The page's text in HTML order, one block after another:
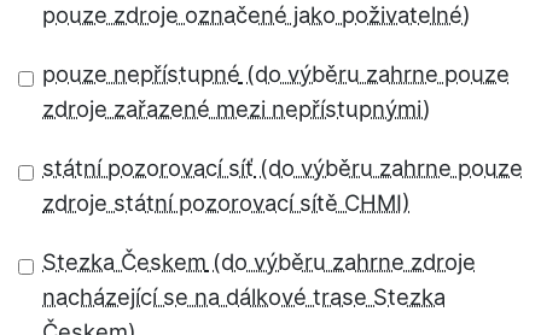
pouze nepřístupné
státní pozorovací síť
Stezka Českem